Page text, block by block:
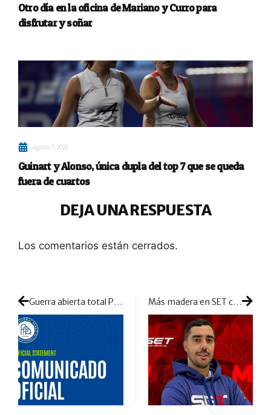
Otro día en la oficina de Mariano y Curro para
disfrutar y soñar
agosto 7, 2026
Guinart y Alonso, única dupla del top 7 que se queda
fuera de cuartos
DEJA UNA RESPUESTA
Los comentarios están cerrados.
Guerra abierta total PPA vs. WPT: nuevo cruce de acusaciones en el enésimo capítulo de su disputa Más madera en SET con la incorporación del »Martillo» Sánchez Piñeiro